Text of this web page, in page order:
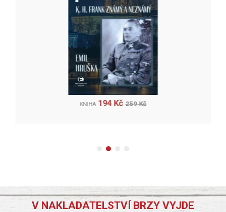
KNIHA 194 Kč 259 Kč
V NAKLADATELSTVÍ BRZY VYJDE